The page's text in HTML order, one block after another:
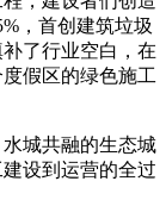
，首创建筑垃圾
了行业空白，在
假区的绿色施工
城共融的生态城
设到运营的全过